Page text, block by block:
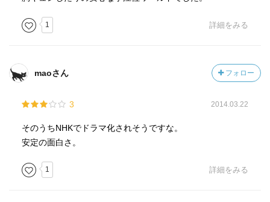
1 詳細をみる
maoさん フォロー
3 2014.03.22
そのうちNHKでドラマ化されそうですな。
安定の面白さ。
1 詳細をみる